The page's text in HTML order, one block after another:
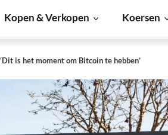
Kopen & Verkopen Koersen
is het moment om Bitcoin te hebben’